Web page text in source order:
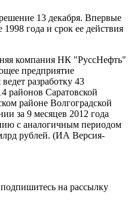
13 декабря. Впервые
года и срок ее действия
компания НК "РуссНефть"
предприятие
разработку 43
районов Саратовской
районе Волгоградской
за 9 месяцев 2012 года
с аналогичным периодом
рублей. (ИА Версия-
на рассылку